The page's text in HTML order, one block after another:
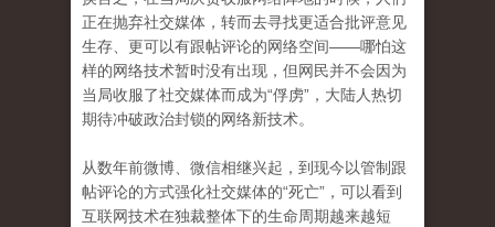
正在抛弃社交媒体，转而去寻找更适合批评意见
生存、更可以有跟帖评论的网络空间——哪怕这
样的网络技术暂时没有出现，但网民并不会因为
当局收服了社交媒体而成为“俘虏”，大陆人热切
期待冲破政治封锁的网络新技术。
从数年前微博、微信相继兴起，到现今以管制跟
帖评论的方式强化社交媒体的“死亡”，可以看到
互联网技术在独裁整体下的生命周期越来越短